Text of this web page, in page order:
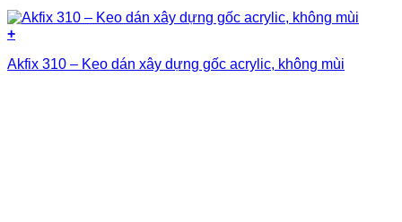
+
Akfix 310 – Keo dán xây dựng gốc acrylic, không mùi